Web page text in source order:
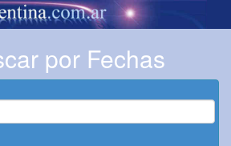
por Fechas